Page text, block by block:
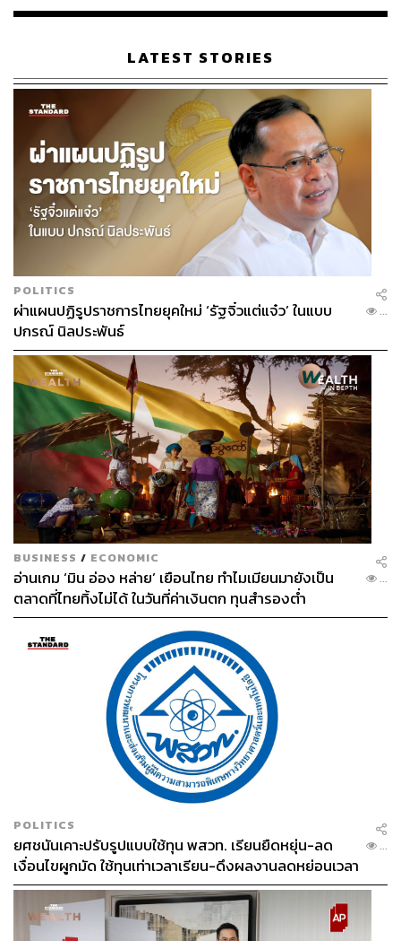
สำหรับโปรแกรมที่ตอบโจทย์สภาพผิวเราในคราวนี้คือ
Restructurant et Lissant (6,000 บาท ต่อ 60 นาที)ที่ช่วย
ฟื้นบำรุงเกราะป้องกันผิว เผยผิวหน้าดูอิ่มเอิบยิ่งขึ้น นอกจาก
ผิวหน้าแล้ว ทรีตเมนต์โปรแกรมนี้ยังบำรุงไปถึงลำคอและผิว
บริเวณเนินอกอีกด้วย
หลังจากฟินไปหนึ่งชั่วโมงเต็มๆ ก็ถึงเวลากลับไปดินเนอร์ที่
โรงแรม โดยพื้นที่ชั้นล่างจะเป็นบาร์และร้านอาหารที่คน
ทั่วไปสามารถแวะเวียนเข้ามาชิลได้ ซึ่งวันที่เราไปก็ประจวบ
เหมาะกับการมี Guestshift โดย Ivan Ostapov บาร์เทนเดอร์
จากดูไบ มาครีเอตดริงก์เมนูพิเศษให้สำหรับ Public House
งานนี้เราเลยสั่งค็อกเทลฝีมือของเจ้าตัวอย่าง
Highball (390 บาท) มาลอง เบสแก้วนี้จะเป็นจินและเวอร์มุธ
เพิ่มความซ่าสดชื่นด้วยเลมอน โซดา และบีทรูท ถือเป็นแก้วที่
ดื่มง่ายและเหมาะจะเป็นแก้วสตาร์ทสำหรับค่ำคืน
เรือนไทยที่ถูกซุกไว้
LATEST STORIES
POLITICS
ผ่าแผนปฏิรูปราชการไทยยุคใหม่ ‘รัฐจิ๋วแต่แจ๋ว’ ในแบบ
ปกรณ์ นิลประพันธ์
...
BUSINESS / ECONOMIC
อ่านเกม ‘มิน อ่อง หล่าย’ เยือนไทย ทำไมเมียนมายังเป็น
ตลาดที่ไทยทิ้งไม่ได้ ในวันที่ค่าเงินตก ทุนสำรองต่ำ
...
POLITICS
ยศชนันเคาะปรับรูปแบบใช้ทุน พสวท. เรียนยืดหยุ่น-ลด
เงื่อนไขผูกมัด ใช้ทุนเท่าเวลาเรียน-ดึงผลงานลดหย่อนเวลา
ดันให้มีผลย้อนหลัง
...